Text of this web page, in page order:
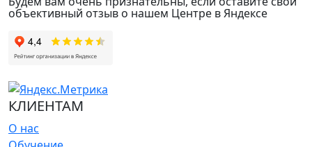
объективный отзыв о нашем Центре в Яндексе
КЛИЕНТАМ
О нас